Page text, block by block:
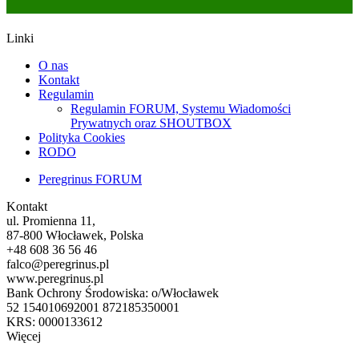
Linki
O nas
Kontakt
Regulamin
Regulamin FORUM, Systemu Wiadomości
Prywatnych oraz SHOUTBOX
Polityka Cookies
RODO
Peregrinus FORUM
Kontakt
ul. Promienna 11,
87-800 Włocławek, Polska
+48 608 36 56 46
falco@peregrinus.pl
www.peregrinus.pl
Bank Ochrony Środowiska: o/Włocławek
52 154010692001 872185350001
KRS: 0000133612
Więcej